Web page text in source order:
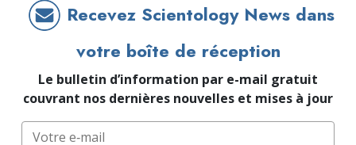
Recevez Scientology News dans
votre boîte de réception
Le bulletin d’information par e-mail gratuit
couvrant nos dernières nouvelles et mises à jour